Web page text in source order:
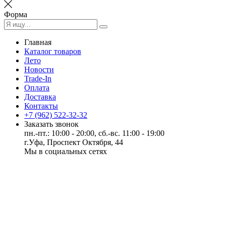
Форма
Главная
Каталог товаров
Лето
Новости
Trade-In
Оплата
Доставка
Контакты
+7 (962) 522-32-32
Заказать звонок
пн.-пт.: 10:00 - 20:00, сб.-вс. 11:00 - 19:00
г.Уфа, Проспект Октября, 44
Мы в социальных сетях